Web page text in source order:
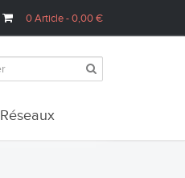
0Article- 0,00 €
Réseaux